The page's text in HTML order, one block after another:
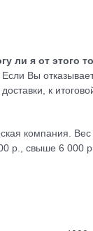
ли я от этого
Вы
к
компания.
р., свыше 6 000